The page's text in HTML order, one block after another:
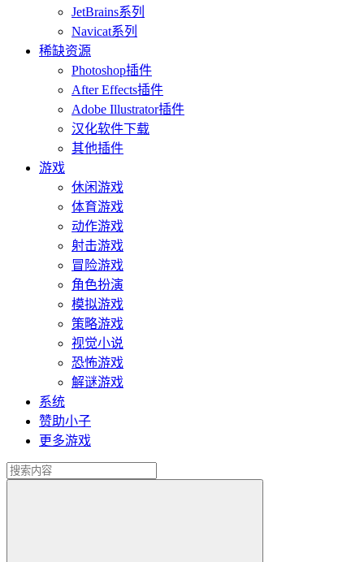
JetBrains系列
Navicat系列
稀缺资源
Photoshop插件
After Effects插件
Adobe Illustrator插件
汉化软件下载
其他插件
游戏
休闲游戏
体育游戏
动作游戏
射击游戏
冒险游戏
角色扮演
模拟游戏
策略游戏
视觉小说
恐怖游戏
解谜游戏
系统
赞助小子
更多游戏